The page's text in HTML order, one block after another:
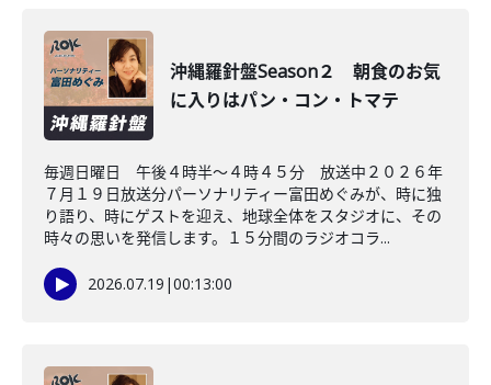
沖縄羅針盤Season２ 朝食のお気
に入りはパン・コン・トマテ
毎週日曜日 午後４時半～４時４５分 放送中２０２６年
７月１９日放送分パーソナリティー富田めぐみが、時に独
り語り、時にゲストを迎え、地球全体をスタジオに、その
時々の思いを発信します。１５分間のラジオコラ...
2026.07.19 |00:13:00